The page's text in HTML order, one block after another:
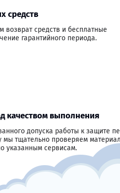
средств
возврат средств и бесплатные
гарантийного периода.
качеством выполнения
допуска работы к защите
мы тщательно проверяем
указанным сервисам.